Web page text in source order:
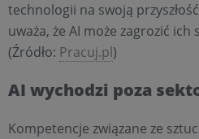
technologii na swoją
uważa, że AI może zagrozić
(Źródło: Pracuj.pl)
AI wychodzi poza
Kompetencje związane ze